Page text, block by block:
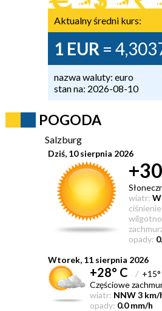
Aktualny średni kurs:
1 EUR =
nazwa waluty: euro
stan na: 2026-08-10
POGODA
Salzburg
Dziś, 10 sierpnia 2026
wiatr:
opady:
Wtorek, 11 sierpnia 2026
+28° C /+15°
Częściowe
wiatr: NNW 3 km/
opady: 0.0 mm/h